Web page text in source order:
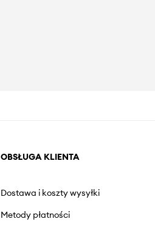
OBSŁUGA KLIENTA
Dostawa i koszty wysyłki
Metody płatności